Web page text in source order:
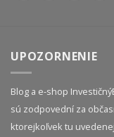
UPOZORNENIE
Blog a e-shop
sú zodpovední za
ktorejkoľvek tu